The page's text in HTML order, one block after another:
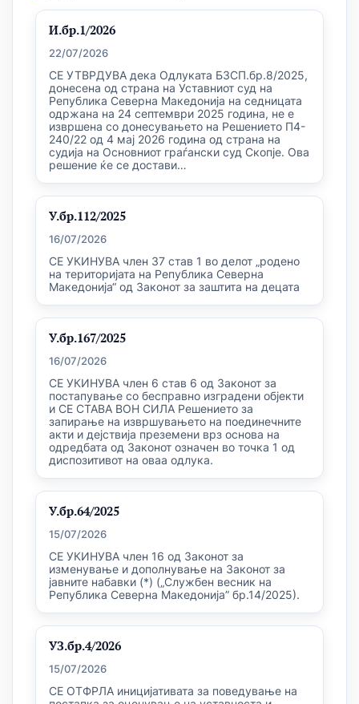
И.бр.1/2026
22/07/2026
СЕ УТВРДУВА дека Одлуката БЗСП.бр.8/2025,
донесена од страна на Уставниот суд на
Република Северна Македонија на седницата
одржана на 24 септември 2025 година, не е
извршена со донесувањето на Решението П4-
240/22 од 4 мај 2026 година од страна на
судија на Основниот граѓански суд Скопје. Ова
решение ќе се достави…
У.бр.112/2025
16/07/2026
СЕ УКИНУВА член 37 став 1 во делот „родено
на територијата на Република Северна
Македонија“ од Законот за заштита на децата
У.бр.167/2025
16/07/2026
СЕ УКИНУВА член 6 став 6 од Законот за
постапување со бесправно изградени објекти
и СЕ СТАВА ВОН СИЛА Решението за
запирање на извршувањето на поединечните
акти и дејствија преземени врз основа на
одредбата од Законот означен во точка 1 од
диспозитивот на оваа одлука.
У.бр.64/2025
15/07/2026
СЕ УКИНУВА член 16 од Законот за
изменување и дополнување на Законот за
јавните набавки (*) („Службен весник на
Република Северна Македонија” бр.14/2025).
УЗ.бр.4/2026
15/07/2026
СЕ ОТФРЛА иницијативата за поведување на